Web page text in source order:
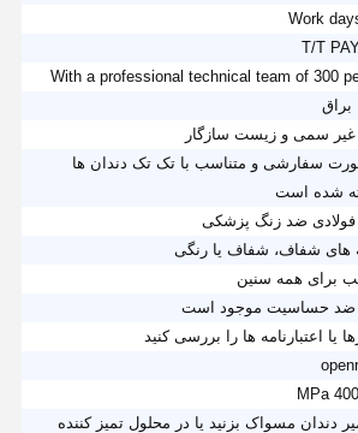
T/T
With a professional technical team of 300
براق
غیر سمی و زیست سازگار
سفارشی و متناسب با تک تک دندان ها
شده است
ضد زنگ پزشکی
های شفاف، شفاف یا رنگی
برای همه سنین
ضد حساسیت موجود است
یا اعتبارنامه ها را بررسی کنید
400-
دندان مسواک بزنید یا در محلول تمیز کننده